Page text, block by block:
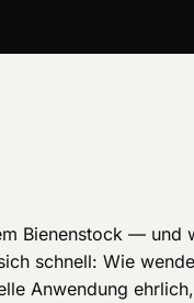
Bienenstock — und
schnell: Wie
Anwendung